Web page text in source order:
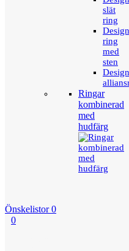
slät
ring
ring
med
sten
Ringar
kombinerad
med
hudfärg
Önskelistor 0
0